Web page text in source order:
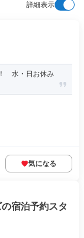
詳細表示
水・日お休み
気になる
宿泊予約スタ